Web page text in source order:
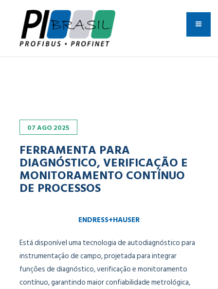
07AGO 2025
FERRAMENTA PARA
DIAGNÓSTICO, VERIFICAÇÃO E
MONITORAMENTO CONTÍNUO
DE PROCESSOS
ENDRESS+HAUSER
Está disponível uma tecnologia de autodiagnóstico para
instrumentação de campo, projetada para integrar
funções de diagnóstico, verificação e monitoramento
contínuo, garantindo maior confiabilidade metrológica,